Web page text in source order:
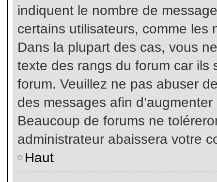
indiquent le nombre de
certains utilisateurs, comme les
Dans la plupart des cas, vous
texte des rangs du forum car ils
forum. Veuillez ne pas abuser
des messages afin
Beaucoup de forums ne
administrateur abaissera votre
Haut